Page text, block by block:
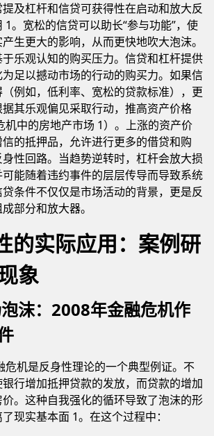
及杠杆和信贷可获得性在启动和放大反
1。宽松的信贷可以助长“参与功能”，使
生更大的影响，从而更快地吹大泡沫。
乐观认知的购买压力。信贷和杠杆提供
足以撼动市场的行动的购买力。如果信
例如，低利率、宽松的贷款标准），更
其乐观偏见采取行动，推高资产价格
机中的房地产市场 1）。上涨的资产价
的抵押品，允许进行更多的借贷和购
性回路。当趋势逆转时，杠杆会放大损
能随着违约事件的层层传导而导致系统
条件不仅仅是市场活动的背景，更是反
部分和放大器。
的实际应用：案例研
象
沫：2008年金融危机作
危机是反身性理论的一个典型例证。不
行增加抵押贷款的发放，而贷款的增加
。这种自我强化的循环导致了泡沫的形
现实基本面 1。在这个过程中：